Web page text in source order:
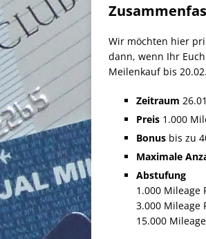
Wir möchten hier
dann, wenn Ihr
Meilenkauf bis
Zeitraum
Preis 1.000
Bonus bis zu
Maximale
Abstufung
1.000 Mileage
3.000 Mileage
15.000